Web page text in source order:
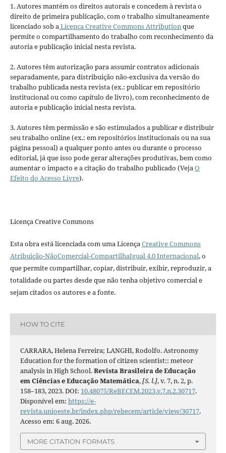
1. Autores mantém os direitos autorais e concedem à revista o
direito de primeira publicação, com o trabalho simultaneamente
licenciado sob a Licença Creative Commons Attribution que
permite o compartilhamento do trabalho com reconhecimento da
autoria e publicação inicial nesta revista.
2. Autores têm autorização para assumir contratos adicionais
separadamente, para distribuição não-exclusiva da versão do
trabalho publicada nesta revista (ex.: publicar em repositório
institucional ou como capítulo de livro), com reconhecimento de
autoria e publicação inicial nesta revista.
3. Autores têm permissão e são estimulados a publicar e distribuir
seu trabalho online (ex.: em repositórios institucionais ou na sua
página pessoal) a qualquer ponto antes ou durante o processo
editorial, já que isso pode gerar alterações produtivas, bem como
aumentar o impacto e a citação do trabalho publicado (Veja O
Efeito do Acesso Livre).
Licença Creative Commons
Esta obra está licenciada com uma Licença Creative Commons
Atribuição-NãoComercial-CompartilhaIgual 4.0 Internacional, o
que permite compartilhar, copiar, distribuir, exibir, reproduzir, a
totalidade ou partes desde que não tenha objetivo comercial e
sejam citados os autores e a fonte.
HOW TO CITE
CARRARA, Helena Ferreira; LANGHI, Rodolfo. Astronomy
Education for the formation of citizen scientist:: meteor
analysis in High School.Revista Brasileira de Educação
em Ciências e Educação Matemática,[S. l.], v. 7, n. 2, p.
158–183, 2023. DOI: 10.48075/ReBECEM.2023.v.7.n.2.30717.
Disponível em: https://e-
revista.unioeste.br/index.php/rebecem/article/view/30717.
Acesso em: 6 aug. 2026.
MORE CITATION FORMATS